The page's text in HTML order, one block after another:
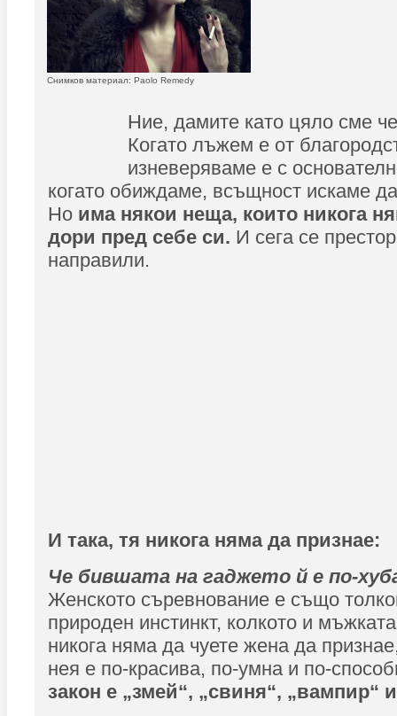
Снимков материал: Paolo Remedy
Ние, дамите като цяло сме
Когато лъжем е от
изневеряваме е с
когато обиждаме, всъщност искаме
Но има някои неща, които никога
дори пред себе си. И сега се
направили.
И така, тя никога няма да признае:
Че бившата на гаджето й е по-
Женското съревнование е също
природен инстинкт, колкото и
никога няма да чуете жена да
нея е по-красива, по-умна и по-
закон е „змей“, „свиня“, „вампир“